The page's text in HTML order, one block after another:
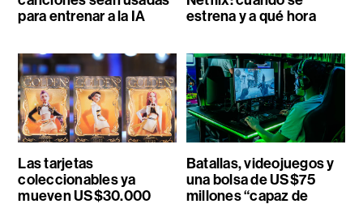
para entrenar a la IA
estrena y a qué hora
Las tarjetas
coleccionables ya
mueven US$30.000
Batallas, videojuegos y
una bolsa de US$75
millones “capaz de